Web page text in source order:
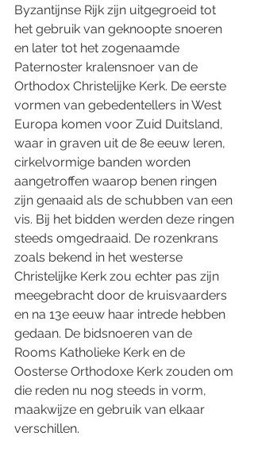
Byzantijnse Rijk zijn uitgegroeid tot
het gebruik van geknoopte snoeren
en later tot het zogenaamde
Paternoster kralensnoer van de
Orthodox Christelijke Kerk. De eerste
vormen van gebedentellers in West
Europa komen voor Zuid Duitsland,
waar in graven uit de 8e eeuw leren,
cirkelvormige banden worden
aangetroffen waarop benen ringen
zijn genaaid als de schubben van een
vis. Bij het bidden werden deze ringen
steeds omgedraaid. De rozenkrans
zoals bekend in het westerse
Christelijke Kerk zou echter pas zijn
meegebracht door de kruisvaarders
en na 13e eeuw haar intrede hebben
gedaan. De bidsnoeren van de
Rooms Katholieke Kerk en de
Oosterse Orthodoxe Kerk zouden om
die reden nu nog steeds in vorm,
maakwijze en gebruik van elkaar
verschillen.